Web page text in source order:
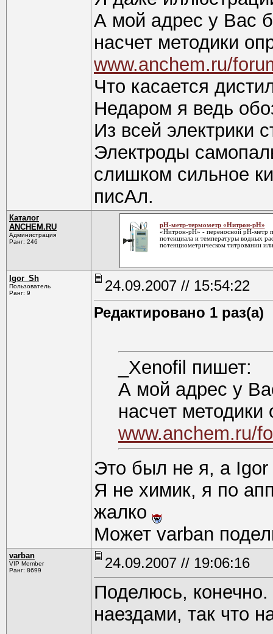
А мой адрес у Вас
насчет методики
www.anchem.ru/
Что касается
Недаром я ведь
Из всей электрики
Электроды
слишком сильное
писАл.
Каталог
ANCHEM.RU
Администрация
Ранг: 246
рН-метр-термометр «Нитрон-рН»
«Нитрон-рН» - переносной рН-метр
потенциала и температуры водных
потенциометрическом титровании
Igor_Sh
Пользователь
Ранг: 9
24.09.2007 // 15:54:22
Редактировано 1 раз(а)
_Xenofil пишет:
А мой адрес у
насчет
www.anchem.ru/
Это был не я, а
Я не химик, я по
жалко
Может varban
varban
VIP Member
Ранг: 8699
24.09.2007 // 19:06:16
Поделюсь,
наездами, так что